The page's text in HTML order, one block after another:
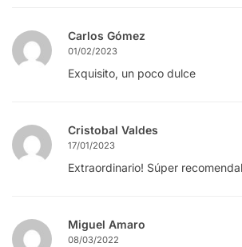
Carlos Gómez
01/02/2023
Exquisito, un poco dulce
Cristobal Valdes
17/01/2023
Extraordinario! Súper
Miguel Amaro
08/03/2022